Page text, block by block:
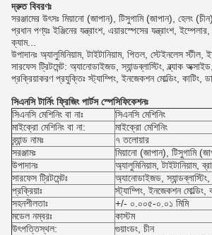
দ্রুত বিবরণঃ
সরঞ্জামের উৎসঃ মিয়ানো (জাপান), টিসুগামি (জাপান), হেলং (চীন)
প্রধান পণ্যঃ ইঞ্জিনের যন্ত্রাংশ, এয়ারস্পেসের যন্ত্রাংশ,
ক্যাম...
উপাদানঃ অ্যালুমিনিয়াম, টাইটানিয়াম, পিতল, স্টেইনলেস স্টীল,
সারফেস ট্রিটমেন্ট: অ্যানোডাইজড, স্যান্ডব্লাস্টিং, ব্ল্যাক
প্রক্রিয়াকরণ প্রযুক্তিঃ স্ট্যাম্পিং, ইনজেকশন মোল্ডিং, কাটিং,
সিএনসি টার্নিং ফ্রিজিং পার্টস স্পেসিফিকেশনঃ
সিএনসি মেশিনিং বা নাঃ
সিএনসি মেশিনিং
মাইক্রো মেশিনিং বা না:
মাইক্রো মেশিনিং
ব্র্যান্ড নামঃ
৭ তলোয়ার
সরঞ্জামঃ
মিয়ানো (জাপান), টিসুগামি
উপাদানঃ
অ্যালুমিনিয়াম, টাইটানিয়াম,
সারফেস ট্রিটমেন্টঃ
অ্যানোডাইজড, স্যান্ডব্লাস্টিং,
প্রক্রিয়াঃ
স্ট্যাম্পিং, ইনজেকশন মোল্ডিং,
সহনশীলতাঃ
+/- ০.০০৫-০.০১ মিমি
মডেল নম্বরঃ
কাস্টম
উৎপত্তিস্থল:
গুয়াংডং, চীন